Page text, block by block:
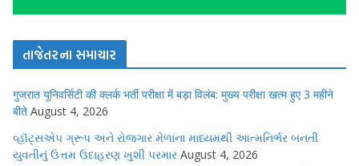
તાજેતરના સમાચાર
गुजरात यूनिवर्सिटी की क्लर्क भर्ती परीक्षा में बड़ा विलंब: मुख्य परीक्षा खत्म हुए 3 महीने
बीते August 4, 2026
વ્હૉટ્સએપ ગ્રૂપ અને રોજગાર મેળાના માધ્યમથી આત્મનિર્ભર બનતી
યુવતીનું ઉત્તમ ઉદાહરણ ખુશી પરમાર August 4, 2026